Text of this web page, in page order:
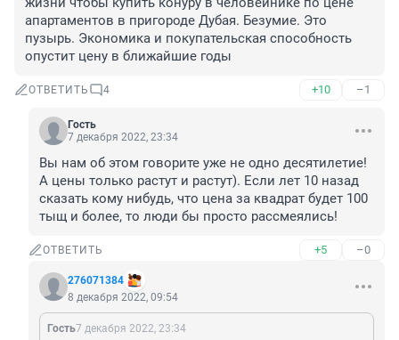
апартаментов в пригороде Дубая. Безумие. Это
пузырь. Экономика и покупательская способность
опустит цену в ближайшие годы
ОТВЕТИТЬ 4 +10 –1
Гость
7 декабря 2022, 23:34
Вы нам об этом говорите уже не одно десятилетие!
А цены только растут и растут). Если лет 10 назад
сказать кому нибудь, что цена за квадрат будет 100
тыщ и более, то люди бы просто рассмеялись!
ОТВЕТИТЬ +5 –0
276071384
8 декабря 2022, 09:54
Гость7 декабря 2022, 23:34